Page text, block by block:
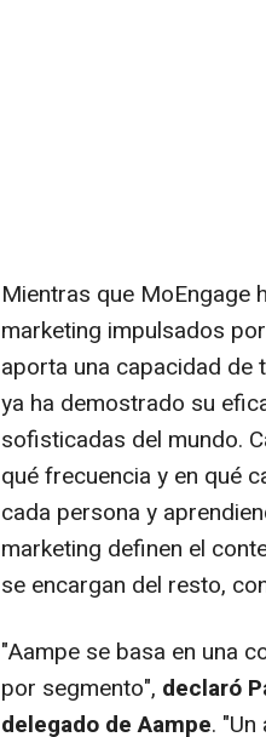
Mientras que MoEngage
marketing impulsados
aporta una capacidad de
ya ha demostrado su
sofisticadas del mundo.
qué frecuencia y en qué
cada persona y
marketing definen el
se encargan del resto,
"Aampe se basa en una
por segmento", declaró
delegado de Aampe.